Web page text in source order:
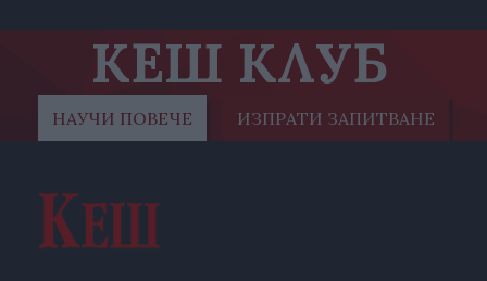
КЕШ КЛУБ
НАУЧИ ПОВЕЧЕ ИЗПРАТИ ЗАПИТВАНЕ